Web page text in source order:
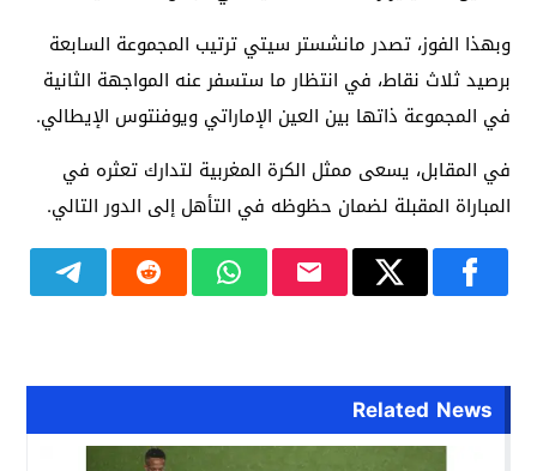
وبهذا الفوز، تصدر مانشستر سيتي ترتيب المجموعة السابعة
برصيد ثلاث نقاط، في انتظار ما ستسفر عنه المواجهة الثانية
في المجموعة ذاتها بين العين الإماراتي ويوفنتوس الإيطالي.
في المقابل، يسعى ممثل الكرة المغربية لتدارك تعثره في
المباراة المقبلة لضمان حظوظه في التأهل إلى الدور التالي.
Related News